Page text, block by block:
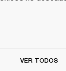
VER TODOS